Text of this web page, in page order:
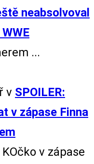
neabsolvoval
...
v SPOILER:
v zápase Finna
v zápase